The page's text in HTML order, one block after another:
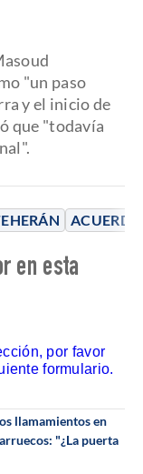
"un paso
y el inicio de
que "todavía
en esta
por favor
formulario.
llamamientos en
"¿La puerta